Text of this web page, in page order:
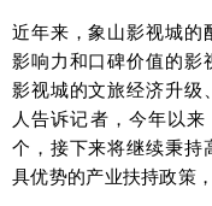
近年来，象山影视城的
影响力和口碑价值的影
影视城的文旅经济升级
人告诉记者，今年以
个，接下来将继续秉持
具优势的产业扶持政策